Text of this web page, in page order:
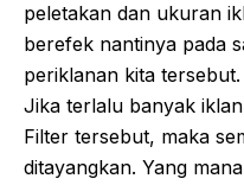
peletakan dan ukuran
berefek nantinya pada
periklanan kita tersebut.
Jika terlalu banyak
Filter tersebut, maka
ditayangkan. Yang